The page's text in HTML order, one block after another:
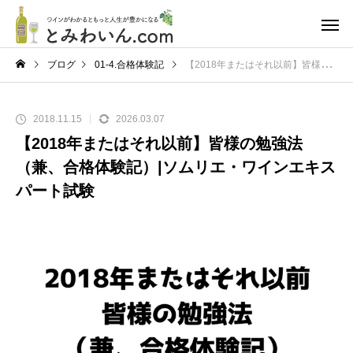
ブログ 01-4.合格体験記 【2018年またはそれ以前】皆様の勉強法（兼、合格体験記）|ソムリエ・ワインエキスパート試験
2018.11.15 2026.03.07
【2018年またはそれ以前】皆様の勉強法
（兼、合格体験記）|ソムリエ・ワインエキス
パート試験